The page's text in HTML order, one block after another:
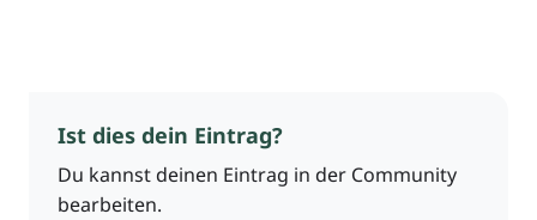
Ist dies dein Eintrag?
Du kannst deinen Eintrag in der Community
bearbeiten.